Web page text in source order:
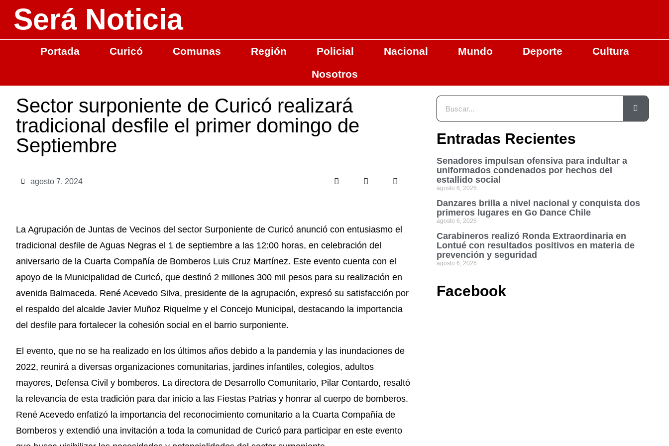
Será Noticia
Portada Curicó Comunas Región Policial Nacional Mundo Deporte
Cultura
Nosotros
Sector surponiente de Curicó realizará
tradicional desfile el primer domingo de
Septiembre
agosto 7, 2024
La Agrupación de Juntas de Vecinos del sector Surponiente de Curicó anunció con entusiasmo el
tradicional desfile de Aguas Negras el 1 de septiembre a las 12:00 horas, en celebración del
aniversario de la Cuarta Compañía de Bomberos Luis Cruz Martínez. Este evento cuenta con el
apoyo de la Municipalidad de Curicó, que destinó 2 millones 300 mil pesos para su realización en
avenida Balmaceda. René Acevedo Silva, presidente de la agrupación, expresó su satisfacción por
el respaldo del alcalde Javier Muñoz Riquelme y el Concejo Municipal, destacando la importancia
del desfile para fortalecer la cohesión social en el barrio surponiente.
El evento, que no se ha realizado en los últimos años debido a la pandemia y las inundaciones de
2022, reunirá a diversas organizaciones comunitarias, jardines infantiles, colegios, adultos
mayores, Defensa Civil y bomberos. La directora de Desarrollo Comunitario, Pilar Contardo, resaltó
la relevancia de esta tradición para dar inicio a las Fiestas Patrias y honrar al cuerpo de bomberos.
René Acevedo enfatizó la importancia del reconocimiento comunitario a la Cuarta Compañía de
Bomberos y extendió una invitación a toda la comunidad de Curicó para participar en este evento
Entradas Recientes
Senadores impulsan ofensiva para indultar a
uniformados condenados por hechos del
estallido social
agosto 6, 2026
Danzares brilla a nivel nacional y conquista dos
primeros lugares en Go Dance Chile
agosto 6, 2026
Carabineros realizó Ronda Extraordinaria en
Lontué con resultados positivos en materia de
prevención y seguridad
agosto 6, 2026
Facebook